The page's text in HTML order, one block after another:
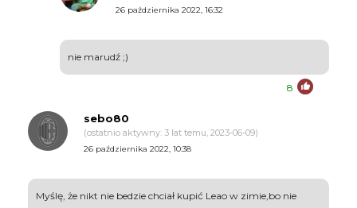
26 października 2022, 16:32
nie marudź ;)
8
sebo80
(ostatnio aktywny: 3 lat temu, 2023-06-09)
26 października 2022, 10:38
Myślę, że nikt nie bedzie chciał kupić Leao w zimie,bo nie